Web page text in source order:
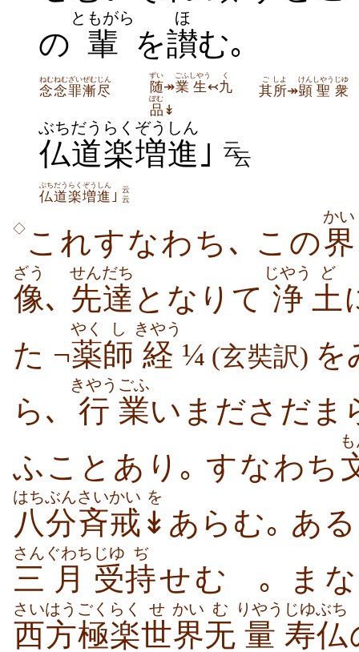
の 輩
ともがら
を讃
ほ
む｡
念念
ねむねむ
罪
ざい
漸
ぜむ
尽
じん 随
ずい
↠業
ごふ
生
しやう
↢九
く
品
ぼむ
↡
其
ご
所
しよ
↠顕
けん
聖
しやう
衆
じゆ
仏道
ぶちだう
楽
らく
増進
ぞうしん
｣ 云云
仏道
ぶちだう
楽
らく
増進
ぞうしん
｣
云
云
◇ これすなわち､ この界
かい
像
ざう
､ 先達
せんだち
となりて 浄
じやう
土
ど
た ¬薬
やく
師
し
経
きやう
¼ (玄奘訳) を
ら､
行
きやう
業
ごふ
いまださだま
ふことあり｡ すなわち
八分
はちぶん
斉戒
さいかい
↡
を
あらむ｡ あ
三
さん
月
ぐわち
受
じゆ
持
ぢ
せむ
｡ ま
西方
さいはう
極楽
ごくらく
世
せ
界
かい
无
む
量
りやう
寿
じゆ
仏
ぶち